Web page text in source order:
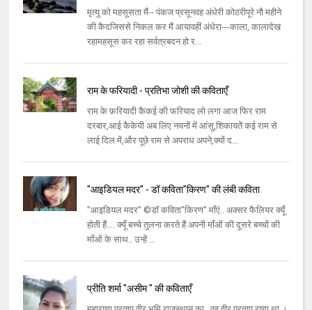
मृत्यु को महसूसता मैं-- पंकज प्रसूनवह अंधेरी कोठरीपूरे नौ महीने
की कैदजिससे निकल कर मैं आयावहीं अंधेरा---काला, कालादेख
रहामहसूस कर रहा सर्वत्रबदन हो र...
राम के फरियादी - प्रतिभा जोशी की कविताएँ
राम के फ़रियादी कैकई की फरियाद लो लगा आज फिर राम
दरबार,आई कैकेयी अब लिए नयनों में आंसू,शिकायतें कई राम से
लाई दिल में,और पूछे राम से अपराध अपने,क्यों द...
"आइडियल मदर" - डॉ कविता"किरण" की लंबी कविता
"आइडियल मदर" ©डॉ कविता"किरण" माँएं.. अक्सर फैलियर क्यूँ
होती हैं.... क्यूँ बच्चे तुलना करते हैं अपनी माँओं की दूसरे बच्चों की
माँओं के साथ.. उन्हें ...
प्रीति शर्मा "असीम " की कविताएँ